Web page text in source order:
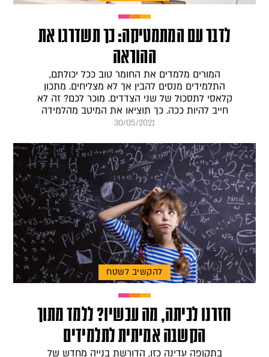
לדבר עם המתמטיקה: כך תשדרגו את
ההוראה
המורים מלמדים את החומר טוב ככל יכולתם,
התלמידים מנסים להבין אך לא מצליחים. מתכון
קלאסי לתסכול של שני הצדדים. מוכר לכם? זה לא
חייב להיות ככה. כך תוציאו את המיטב מהלמידה
30/05/2021
להקשיב לשטח
חזרנו לכיתה, מה עכשיו? ללמד מתוך
הקשבה אמיתית לתלמידים
בתקופה עדינה כזו, הדורשת בנייה מחדש של